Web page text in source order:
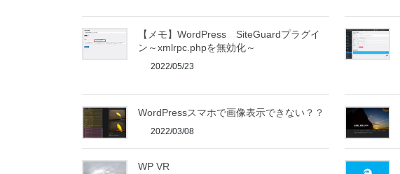
【メモ】WordPress SiteGuardプラグイ
ン～xmlrpc.phpを無効化～
2022/05/23
WordPressスマホで画像表示できない？？
2022/03/08
WP VR